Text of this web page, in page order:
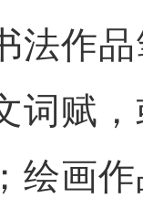
法作
词赋
绘画